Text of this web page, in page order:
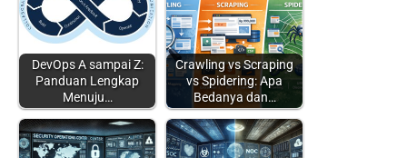
DevOps A sampai Z:
Panduan Lengkap
Menuju…
Crawling vs Scraping
vs Spidering: Apa
Bedanya dan…